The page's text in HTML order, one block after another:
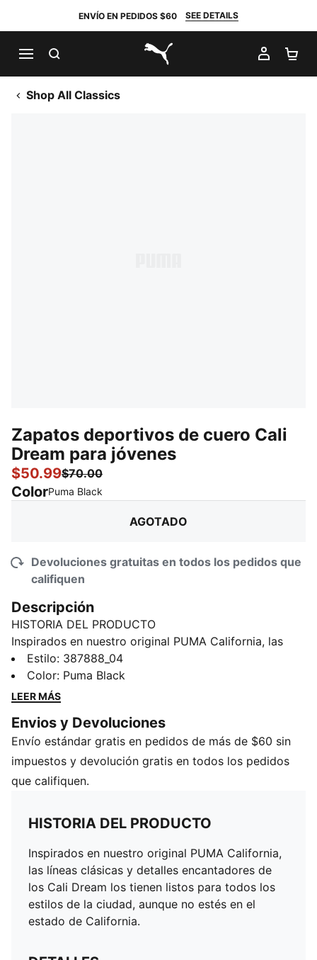
ENVÍO EN PEDIDOS $60 SEE DETAILS
PUMA.com
MI
Shop All Classics
Zapatos deportivos de cuero Cali
Dream para jóvenes
$50.99$70.00
ColorPuma Black
AGOTADO
Devoluciones gratuitas en todos los pedidos que
califiquen
Descripción
HISTORIA DEL PRODUCTO
Inspirados en nuestro original PUMA California, las
líneas clásicas y detalles encantadores de los Cali
Dream los tienen listos para todos los estilos de la
ciudad, aunque no estés en el estado de California.
Empeine de cuero
Suela de goma
Inserción en la mediasuela de TPU
Banda PUMA Formstrip en los lados intermedio y
PUMA Juvenil: Recomendado para niños de 8 a 16
años
Estilo: 387888_04
Color: Puma Black
LEER MÁS
Envios y Devoluciones
Envío estándar gratis en pedidos de más de $60 sin
impuestos y devolución gratis en todos los pedidos
que califiquen.
HISTORIA DEL PRODUCTO
Inspirados en nuestro original PUMA California,
las líneas clásicas y detalles encantadores de
los Cali Dream los tienen listos para todos los
estilos de la ciudad, aunque no estés en el
estado de California.